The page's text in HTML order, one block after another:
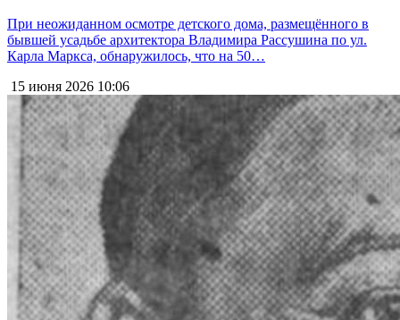
При неожиданном осмотре детского дома, размещённого в
бывшей усадьбе архитектора Владимира Рассушина по ул.
Карла Маркса, обнаружилось, что на 50…
15 июня 2026 10:06